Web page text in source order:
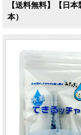
【送料無料】【日
本）